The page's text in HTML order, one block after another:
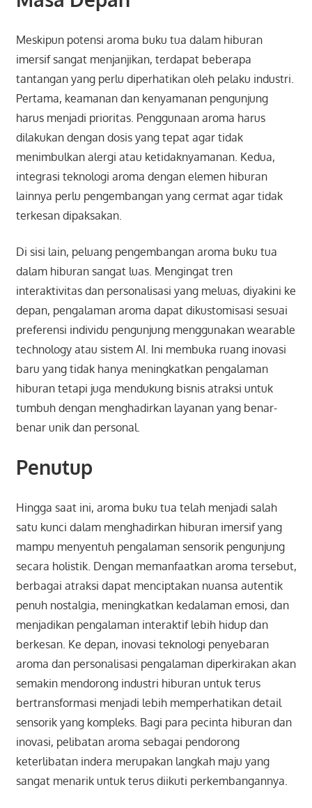
Meskipun potensi aroma buku tua dalam hiburan
imersif sangat menjanjikan, terdapat beberapa
tantangan yang perlu diperhatikan oleh pelaku industri.
Pertama, keamanan dan kenyamanan pengunjung
harus menjadi prioritas. Penggunaan aroma harus
dilakukan dengan dosis yang tepat agar tidak
menimbulkan alergi atau ketidaknyamanan. Kedua,
integrasi teknologi aroma dengan elemen hiburan
lainnya perlu pengembangan yang cermat agar tidak
terkesan dipaksakan.
Di sisi lain, peluang pengembangan aroma buku tua
dalam hiburan sangat luas. Mengingat tren
interaktivitas dan personalisasi yang meluas, diyakini ke
depan, pengalaman aroma dapat dikustomisasi sesuai
preferensi individu pengunjung menggunakan wearable
technology atau sistem AI. Ini membuka ruang inovasi
baru yang tidak hanya meningkatkan pengalaman
hiburan tetapi juga mendukung bisnis atraksi untuk
tumbuh dengan menghadirkan layanan yang benar-
benar unik dan personal.
Penutup
Hingga saat ini, aroma buku tua telah menjadi salah
satu kunci dalam menghadirkan hiburan imersif yang
mampu menyentuh pengalaman sensorik pengunjung
secara holistik. Dengan memanfaatkan aroma tersebut,
berbagai atraksi dapat menciptakan nuansa autentik
penuh nostalgia, meningkatkan kedalaman emosi, dan
menjadikan pengalaman interaktif lebih hidup dan
berkesan. Ke depan, inovasi teknologi penyebaran
aroma dan personalisasi pengalaman diperkirakan akan
semakin mendorong industri hiburan untuk terus
bertransformasi menjadi lebih memperhatikan detail
sensorik yang kompleks. Bagi para pecinta hiburan dan
inovasi, pelibatan aroma sebagai pendorong
keterlibatan indera merupakan langkah maju yang
sangat menarik untuk terus diikuti perkembangannya.